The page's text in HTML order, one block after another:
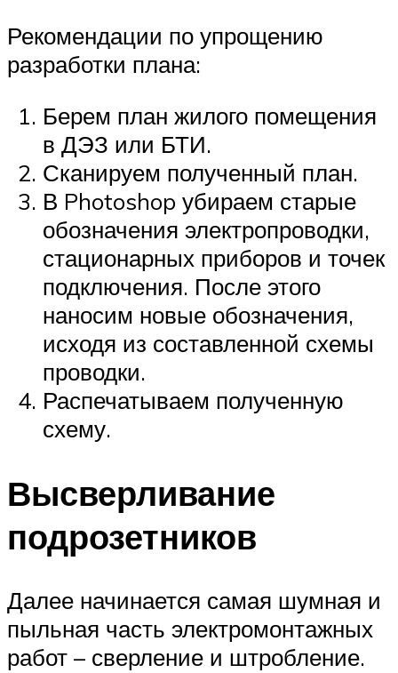
Рекомендации по упрощению
разработки плана:
Берем план жилого помещения
в ДЭЗ или БТИ.
Сканируем полученный план.
В Photoshop убираем старые
обозначения электропроводки,
стационарных приборов и точек
подключения. После этого
наносим новые обозначения,
исходя из составленной схемы
проводки.
Распечатываем полученную
схему.
Высверливание
подрозетников
Далее начинается самая шумная и
пыльная часть электромонтажных
работ – сверление и штробление.